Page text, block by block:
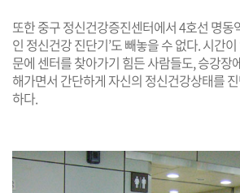
또한 중구 정신건강증진센터에서 4호선 명동
인 정신건강 진단기’도 빼놓을 수 없다. 시간
문에 센터를 찾아가기 힘든 사람들도, 승강장
해가면서 간단하게 자신의 정신건강상태를
하다.